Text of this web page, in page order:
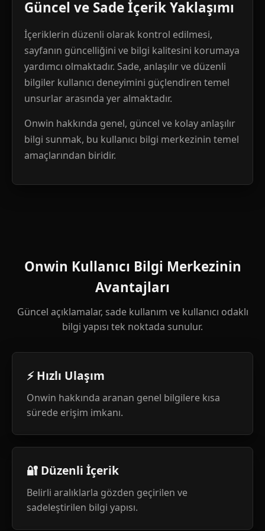
Güncel ve Sade İçerik Yaklaşımı
İçeriklerin düzenli olarak kontrol edilmesi,
sayfanın güncelliğini ve bilgi kalitesini korumaya
yardımcı olmaktadır. Sade, anlaşılır ve düzenli
bilgiler kullanıcı deneyimini güçlendiren temel
unsurlar arasında yer almaktadır.
Onwin hakkında genel, güncel ve kolay anlaşılır
bilgi sunmak, bu kullanıcı bilgi merkezinin temel
amaçlarından biridir.
Onwin Kullanıcı Bilgi Merkezinin
Avantajları
Güncel açıklamalar, sade kullanım ve kullanıcı odaklı
bilgi yapısı tek noktada sunulur.
⚡ Hızlı Ulaşım
Onwin hakkında aranan genel bilgilere kısa
sürede erişim imkanı.
🔐 Düzenli İçerik
Belirli aralıklarla gözden geçirilen ve
sadeleştirilen bilgi yapısı.